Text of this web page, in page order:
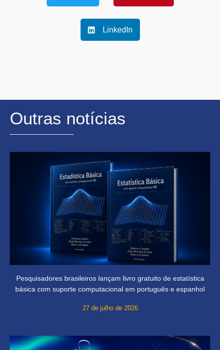
LinkedIn
Outras notícias
Pesquisadores brasileiros lançam livro gratuito de estatística
básica com suporte computacional em português e espanhol
27 de julho de 2026